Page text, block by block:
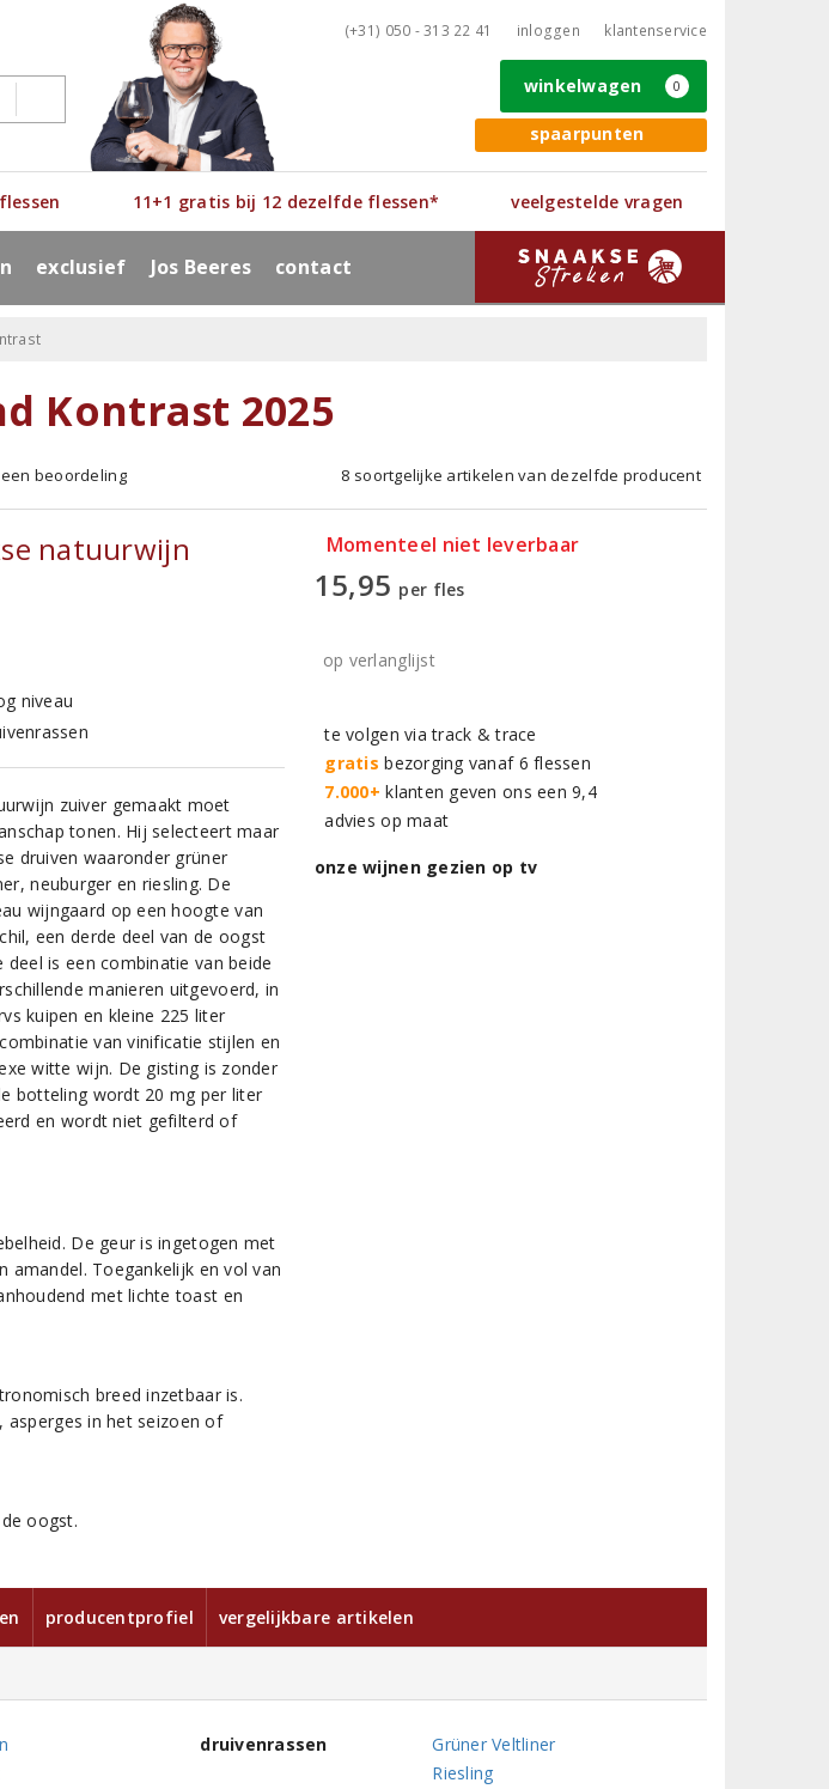
(+31) 050 - 313 22 41 inloggen klantenservice
spaarpunten
winkelwagen 0
11+1 gratis bij 12 dezelfde flessen* veelgestelde vragen
exclusief Jos Beeres contact
Kontrast 2025
beoordeling 8 soortgelijke artikelen van dezelfde producent
natuurwijn
niveau
zuiver gemaakt moet
tonen. Hij selecteert maar
druiven waaronder grüner
neuburger en riesling. De
wijngaard op een hoogte van
een derde deel van de oogst
is een combinatie van beide
manieren uitgevoerd, in
kuipen en kleine 225 liter
van vinificatie stijlen en
witte wijn. De gisting is zonder
botteling wordt 20 mg per liter
en wordt niet gefilterd of
De geur is ingetogen met
amandel. Toegankelijk en vol van
met lichte toast en
breed inzetbaar is.
asperges in het seizoen of
oogst.
Momenteel niet leverbaar
15,95 per fles
op verlanglijst
te volgen via track & trace
gratis bezorging vanaf 6 flessen
7.000+ klanten geven ons een 9,4
advies op maat
onze wijnen gezien op tv
producentprofiel vergelijkbare artikelen
druivenrassen
Grüner Veltliner
Riesling